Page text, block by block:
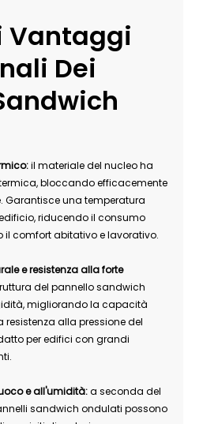
Vantaggi
Dei
il materiale del nucleo ha
bloccando efficacemente
Garantisce una temperatura
riducendo il consumo
il comfort abitativo e lavorativo.
e resistenza alla forte
del pannello sandwich
migliorando la capacità
resistenza alla pressione del
per edifici con grandi
e all'umidità:a seconda del
sandwich ondulati possono